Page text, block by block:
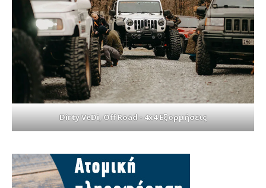
Dirty VeDi, Off Road - 4x4 Εξορμήσεις